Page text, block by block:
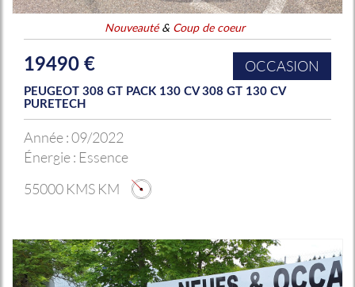
Nouveauté& Coup de coeur
19490 € OCCASION
PEUGEOT 308 GT PACK 130 CV 308 GT 130 CV
PURETECH
Année :09/2022
Énergie : Essence
55000 KMS KM